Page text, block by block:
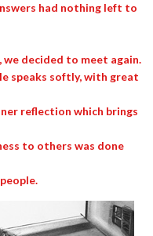
had nothing left to
, we decided to meet again.
speaks softly, with great
reflection which brings
to others was done